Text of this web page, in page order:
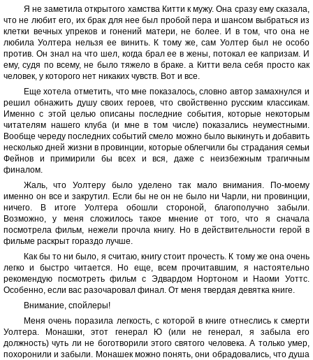
Я не заметила открытого хамства Китти к мужу. Она сразу ему сказала,
что не любит его, их брак для нее был пробой пера и шансом выбраться из
клетки вечных упреков и гонений матери, не более. И в том, что она не
любила Уолтера нельзя ее винить. К тому же, сам Уолтер был не особо
против. Он знал на что шел, когда брал ее в жены, потокал ее капризам. И
ему, судя по всему, не было тяжело в браке. а Китти вела себя просто как
человек, у которого нет никаких чувств. Вот и все.
Еще хотела отметить, что мне показалось, словно автор замахнулся и
решил обнажить душу своих героев, что свойственно русским классикам.
Именно с этой целью описаны последние события, которые некоторым
читателям нашего клуба (и мне в том числе) показались неуместными.
Вообще череду последних событий смело можно было выкинуть и добавить
несколько дней жизни в провинции, которые облегчили бы страдания семьи
Фейнов и примирили бы всех и вся, даже с неизбежным трагичным
финалом.
Жаль, что Уолтеру было уделено так мало внимания. По-моему
именно он все и закрутил. Если бы не он не было ни Чарли, ни провинции,
ничего. В итоге Уолтера обошли стороной, благополучно забыли.
Возможно, у меня сложилось такое мнение от того, что я сначала
посмотрела фильм, нежели прочла книгу. Но в действительности герой в
фильме раскрыт гораздо лучше.
Как бы то ни было, я считаю, книгу стоит прочесть. К тому же она очень
легко и быстро читается. Но еще, всем прочитавшим, я настоятельно
рекомендую посмотреть фильм с Эдвардом Нортоном и Наоми Уоттс.
Особенно, если вас разочаровал финал. От меня твердая девятка книге.
Внимание, спойлеры!
Меня очень поразила легкость, с которой в книге отнеслись к смерти
Уолтера. Монашки, этот генерал Ю (или не генерал, я забыла его
должность) чуть ли не боготворили этого святого человека. А только умер,
похоронили и забыли. Монашек можно понять, они обрадовались, что душа